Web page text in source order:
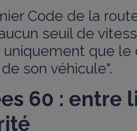
Code de la
seuil de
uniquement que
son véhicule".
60 : entre